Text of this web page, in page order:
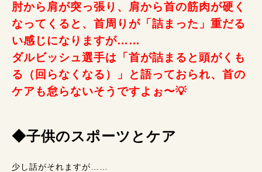
肘から肩が突っ張り、肩から首の筋肉が硬く
なってくると、首周りが「詰まった」重だる
い感じになりますが……
ダルビッシュ選手は「首が詰まると頭がくも
る（回らなくなる）」と語っておられ、首の
ケアも怠らないそうですよぉ〜💡
◆子供のスポーツとケア
少し話がそれますが……